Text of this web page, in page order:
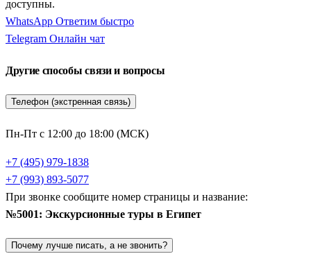
программаКоптский район и базар
раннехристианские церкви соседствуют с памятниками
мегаполисе шопингом на лабиринтах старейшего восточного
побережье Средиземного моря — в изысканную
город поражает своим европейским шармом и римским
наследием. Экскурсия включает осмотр грандиозной
современной Александрийской библиотеки, воздвигнутой на
месте древней, посещение цитадели Кайт-Бей, построенной
на руинах Фаросского маяка, и исследование уникальных
многоуровневых катакомб Ком эш-Шукафа.
доступны.
WhatsApp Ответим быстро
Telegram Онлайн чат
Другие способы связи и вопросы
Телефон (экстренная связь)
Пн-Пт с 12:00 до 18:00 (МСК)
+7 (495) 979-1838
+7 (993) 893-5077
При звонке сообщите номер страницы и название:
№5001: Экскурсионные туры в Египет
Почему лучше писать, а не звонить?